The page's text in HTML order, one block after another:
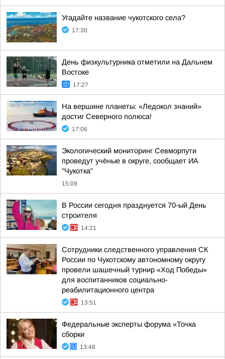
Угадайте название чукотского села?
17:30
День физкультурника отметили на Дальнем
Востоке
17:27
На вершине планеты: «Ледокол знаний»
достиг Северного полюса!
17:06
Экологический мониторинг Севморпути
проведут учёные в округе, сообщает ИА
"Чукотка"
15:09
В России сегодня празднуется 70-ый День
строителя
14:21
Сотрудники следственного управления СК
России по Чукотскому автономному округу
провели шашечный турнир «Ход Победы»
для воспитанников социально-
реабилитационного центра
13:51
Федеральные эксперты форума «Точка
сборки
13:48